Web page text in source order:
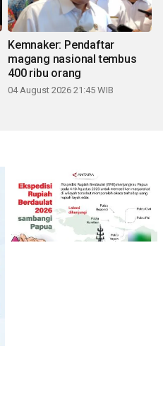
Kemnaker: Pendaftar
magang nasional tembus
400 ribu orang
04 August 2026 21:45 WIB